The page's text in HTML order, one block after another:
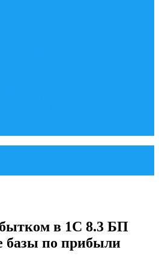
в 1С 8.3 БП
базы по прибыли